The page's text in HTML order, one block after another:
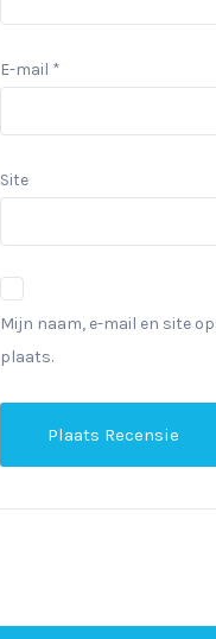
E-mail *
Site
Mijn naam, e-mail en site
plaats.